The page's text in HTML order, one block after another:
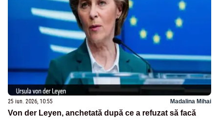
25 iun. 2026, 10:55 Madalina Mihai
Von der Leyen, anchetată după ce a refuzat să facă